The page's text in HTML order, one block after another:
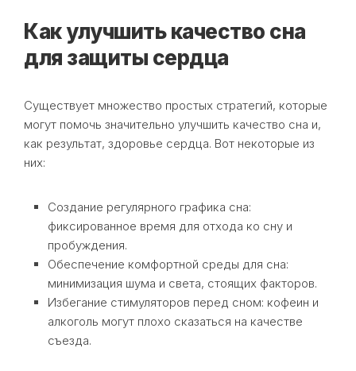
Как улучшить качество сна
для защиты сердца
Существует множество простых стратегий, которые
могут помочь значительно улучшить качество сна и,
как результат, здоровье сердца. Вот некоторые из
них:
Создание регулярного графика сна:
фиксированное время для отхода ко сну и
пробуждения.
Обеспечение комфортной среды для сна:
минимизация шума и света, стоящих факторов.
Избегание стимуляторов перед сном: кофеин и
алкоголь могут плохо сказаться на качестве
съезда.